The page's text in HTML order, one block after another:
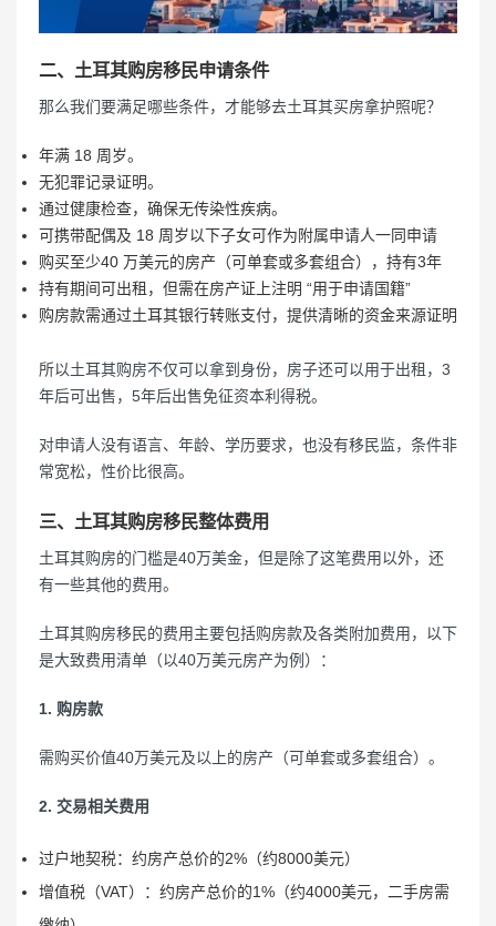
二、土耳其购房移民申请条件
那么我们要满足哪些条件，才能够去土耳其买房拿护照呢？
年满 18 周岁。
无犯罪记录证明。
通过健康检查，确保无传染性疾病。
可携带配偶及 18 周岁以下子女可作为附属申请人一同申请
购买至少40 万美元的房产（可单套或多套组合），持有3年
持有期间可出租，但需在房产证上注明 “用于申请国籍”
购房款需通过土耳其银行转账支付，提供清晰的资金来源证明
所以土耳其购房不仅可以拿到身份，房子还可以用于出租，3
年后可出售，5年后出售免征资本利得税。
对申请人没有语言、年龄、学历要求，也没有移民监，条件非
常宽松，性价比很高。
三、土耳其购房移民整体费用
土耳其购房的门槛是40万美金，但是除了这笔费用以外，还
有一些其他的费用。
土耳其购房移民的费用主要包括购房款及各类附加费用，以下
是大致费用清单（以40万美元房产为例）：
1. 购房款
需购买价值40万美元及以上的房产（可单套或多套组合）。
2. 交易相关费用
过户地契税：约房产总价的2%（约8000美元）
增值税（VAT）：约房产总价的1%（约4000美元，二手房需